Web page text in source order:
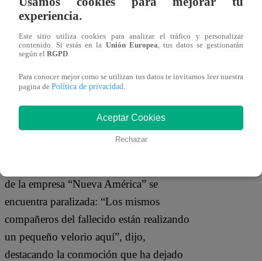
cupo y eso antes no existía”, añadió,
señalando la situación desesperante que
viven los conductores debido a la
quedó varada a un lado de la pista,
mientras que los testigos, aterrados,
de la empresa “Nueva América” se
encuentra paralizada: “Los mismos
compañeros del fallecido están realizando
un pequeño velorio aquí”, dijo,
destacando la conmoción que ha dejado
experiencia.
Este sitio utiliza cookies para analizar el tráfico y personalizar
contenido. Si estás en la Unión Europea, tus datos se gestionarán
según el RGPD.
Para conocer mejor como se utilizan tus datos te invitamos leer nuestra
pagina de Política de privacidad.
Aceptar Cookies
Rechazar